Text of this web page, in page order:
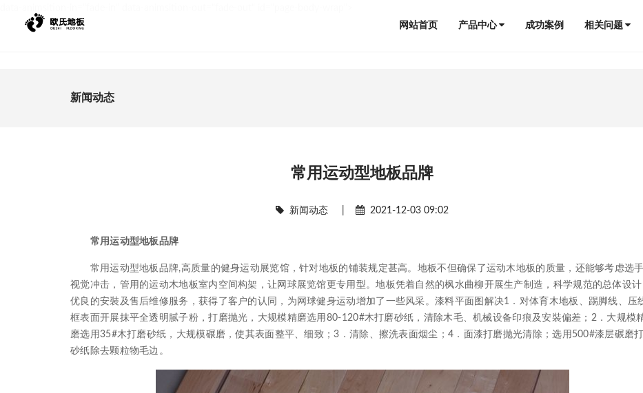
网站首页
产品中心 成功案例 相关问题
新闻动态
常用运动型地板品牌
新闻动态 2021-12-03 09:02
常用运动型地板品牌
常用运动型地板品牌,高质量的健身运动展览馆，针对地板的铺装规定甚高。地板不但确保了运动木地板的质量，还能够考虑选
视觉冲击，管用的运动木地板室内空间构架，让网球展览馆更专用型。地板凭着自然的枫水曲柳开展生产制造，科学规范的总体设计
优良的安裝及售后维修服务，获得了客户的认同，为网球健身运动增加了一些风采。漆料平面图解决1．对体育木地板、踢脚线、压
框表面开展抹平全透明腻子粉，打磨抛光，大规模精磨选用80-120#木打磨砂纸，清除木毛、机械设备印痕及安裝偏差；2．大规模
磨选用35#木打磨砂纸，大规模碾磨，使其表面整平、细致；3．清除、擦洗表面烟尘；4．面漆打磨抛光清除；选用500#漆层碾磨
砂纸除去颗粒物毛边。